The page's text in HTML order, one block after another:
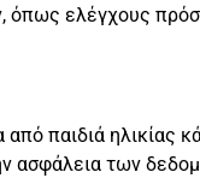
όπως ελέγχους
παιδιά ηλικίας
ασφάλεια των